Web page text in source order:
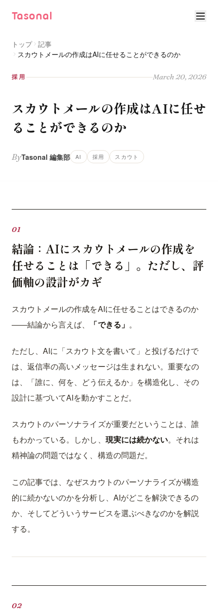
Tasonal
トップ 記事
スカウトメールの作成はAIに任せることができるのか
採用 March 20, 2026
スカウトメールの作成はAIに任せ
ることができるのか
ByTasonal 編集部 AI 採用 スカウト
結論：AIにスカウトメールの作成を
任せることは「できる」。ただし、評
価軸の設計がカギ
スカウトメールの作成をAIに任せることはできるのか
——結論から言えば、
「できる」 。
ただし、AIに「スカウト文を書いて」と投げるだけで
は、返信率の高いメッセージは生まれない。重要なの
は、「誰に、何を、どう伝えるか」を構造化し、その
設計に基づいてAIを動かすことだ。
スカウトのパーソナライズが重要だということは、誰
もわかっている。しかし、 現実には続かない。それは
精神論の問題ではなく、構造の問題だ。
この記事では、なぜスカウトのパーソナライズが構造
的に続かないのかを分析し、AIがどこを解決できるの
か、そしてどういうサービスを選ぶべきなのかを解説
する。